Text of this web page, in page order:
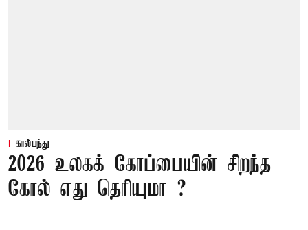
கால்பந்து
2026 உலகக் கோப்பையின் சிறந்த
கோல் எது தெரியுமா ?